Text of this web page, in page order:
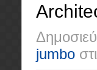
jumbo